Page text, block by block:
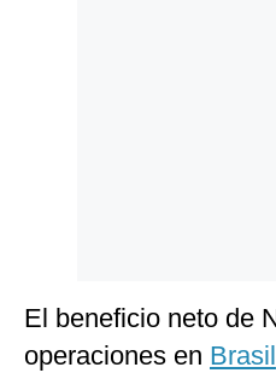
El beneficio neto de
operaciones en